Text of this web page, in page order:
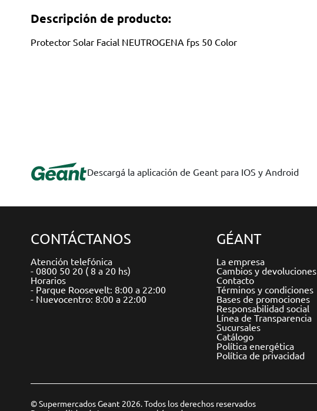
Descripción de producto:
Protector Solar Facial NEUTROGENA fps 50 Color
Descargá la aplicación de Geant para IOS y Android
CONTÁCTANOS
Atención telefónica
- 0800 50 20 ( 8 a 20 hs)
Horarios
- Parque Roosevelt: 8:00 a 22:00
- Nuevocentro: 8:00 a 22:00
GÉANT
La empresa
Cambios y devoluciones
Contacto
Términos y condiciones
Bases de promociones
Responsabilidad social
Línea de Transparencia
Sucursales
Catálogo
Política energética
Política de privacidad
© Supermercados Geant 2026. Todos los derechos reservados